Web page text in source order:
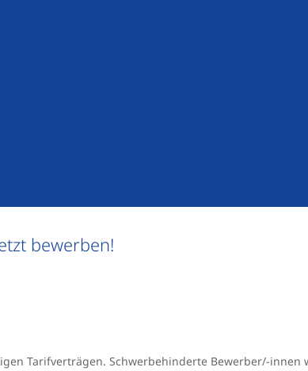
bewerben!
Tarifverträgen. Schwerbehinderte Bewerber/-